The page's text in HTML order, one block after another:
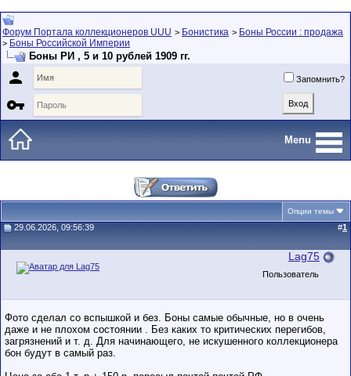
Форум Портала коллекционеров UUU > Бонистика > Боны России : продажа
> Боны Российской Империи
Боны РИ , 5 и 10 рублей 1909 гг.
 Запомнить?

Menu
Опции темы
29.06.2026, 09:56:39 #1
Lag75
Пользователь
Фото сделал со вспышкой и без. Боны самые обычные, но в очень
даже и не плохом состоянии . Без каких то критических перегибов,
загрязнений и т. д. Для начинающего, не искушенного коллекционера
бон будут в самый раз.